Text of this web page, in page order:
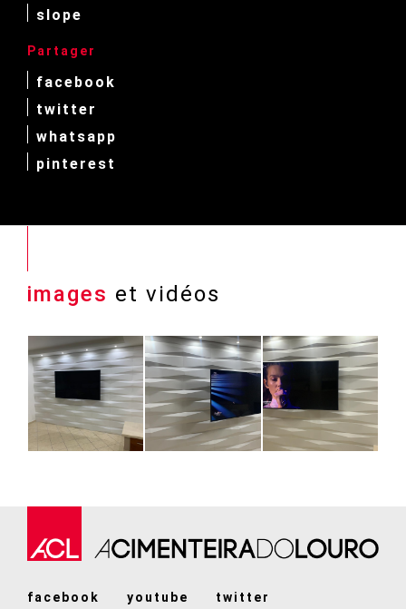
slope
Partager
facebook
twitter
whatsapp
pinterest
images et vidéos
facebook youtube
twitter